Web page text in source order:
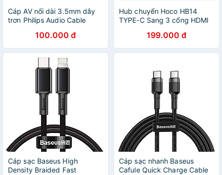
Cáp AV nối dài 3.5mm dây
trơn Philips Audio Cable
100.000 đ
Hub chuyển Hoco HB14
TYPE-C Sang 3 cổng HDMI
199.000 đ
Cáp sạc Baseus High
Density Braided Fast
Cáp sạc nhanh Baseus
Cafule Quick Charge Cable